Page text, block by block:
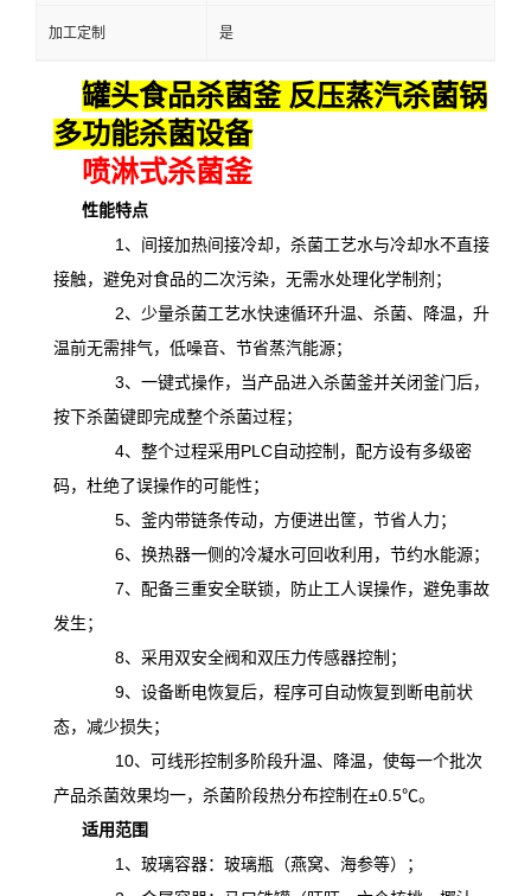
加工定制 是
罐头食品杀菌釜 反压蒸汽杀菌锅
多功能杀菌设备
喷淋式杀菌釜
性能特点
1、间接加热间接冷却，杀菌工艺水与冷却水不直接
接触，避免对食品的二次污染，无需水处理化学制剂；
2、少量杀菌工艺水快速循环升温、杀菌、降温，升
温前无需排气，低噪音、节省蒸汽能源；
3、一键式操作，当产品进入杀菌釜并关闭釜门后，
按下杀菌键即完成整个杀菌过程；
4、整个过程采用PLC自动控制，配方设有多级密
码，杜绝了误操作的可能性；
5、釜内带链条传动，方便进出筐，节省人力；
6、换热器一侧的冷凝水可回收利用，节约水能源；
7、配备三重安全联锁，防止工人误操作，避免事故
发生；
8、采用双安全阀和双压力传感器控制；
9、设备断电恢复后，程序可自动恢复到断电前状
态，减少损失；
10、可线形控制多阶段升温、降温， 使每一个批次
产品杀菌效果均一，杀菌阶段热分布控制在±0.5℃。
适用范围
1、玻璃容器：玻璃瓶（燕窝、海参等）；